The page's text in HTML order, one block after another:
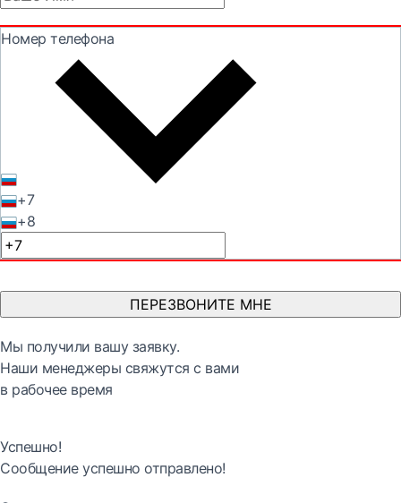
Номер телефона
+7
+8
ПЕРЕЗВОНИТЕ МНЕ
Мы получили вашу заявку.
Наши менеджеры свяжутся с вами
в рабочее время
Успешно!
Сообщение успешно отправлено!